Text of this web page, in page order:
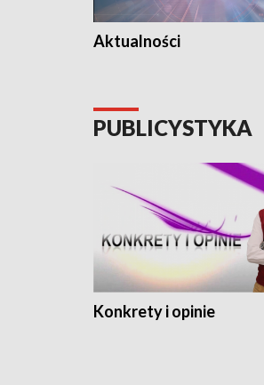
Aktualności
PUBLICYSTYKA
Konkrety i opinie